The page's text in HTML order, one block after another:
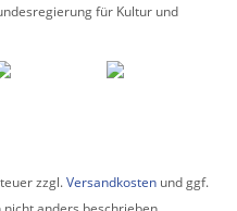
für Kultur und
zzgl.Versandkosten und ggf.